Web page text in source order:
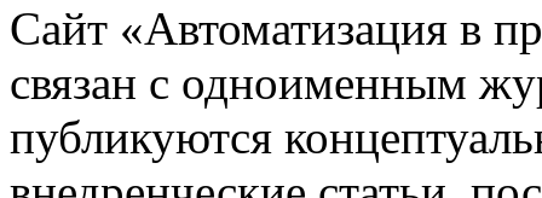
Сайт «Автоматизация в
связан с одноименным
публикуются